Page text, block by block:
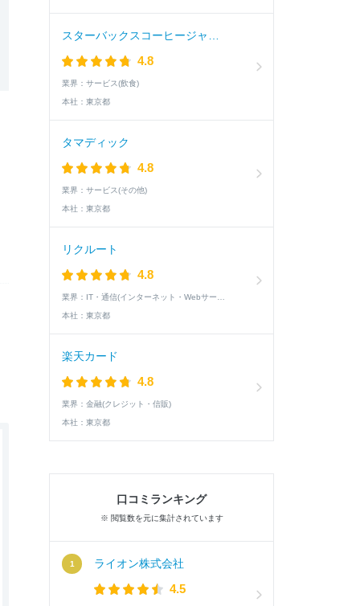
4.8
業界： サービス(飲食)
本社： 東京都
タマディック
4.8
業界： サービス(その他)
本社： 東京都
リクルート
4.8
業界：
本社： 東京都
楽天カード
4.8
業界： 金融(クレジット・信販)
本社： 東京都
口コミランキング
※ 閲覧数を元に集計されています
ライオン株式会社
4.5